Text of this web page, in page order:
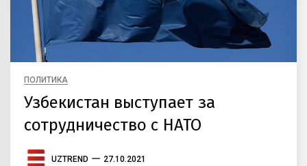
ПОЛИТИКА
Узбекистан выступает за
сотрудничество с НАТО
UZTREND 27.10.2021